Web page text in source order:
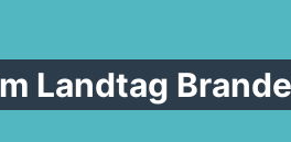
Landtag